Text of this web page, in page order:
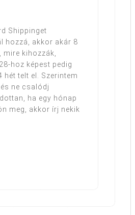
Shippinget
hozzá, akkor akár 8
mire kihozzák,
hoz képest pedig
hét telt el. Szerintem
ne csalódj
ha egy hónap
meg, akkor írj nekik